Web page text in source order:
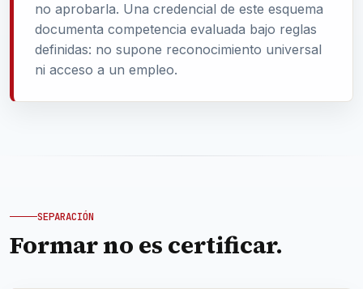
no aprobarla. Una credencial de este esquema
documenta competencia evaluada bajo reglas
definidas: no supone reconocimiento universal
ni acceso a un empleo.
SEPARACIÓN
Formar no es certificar.